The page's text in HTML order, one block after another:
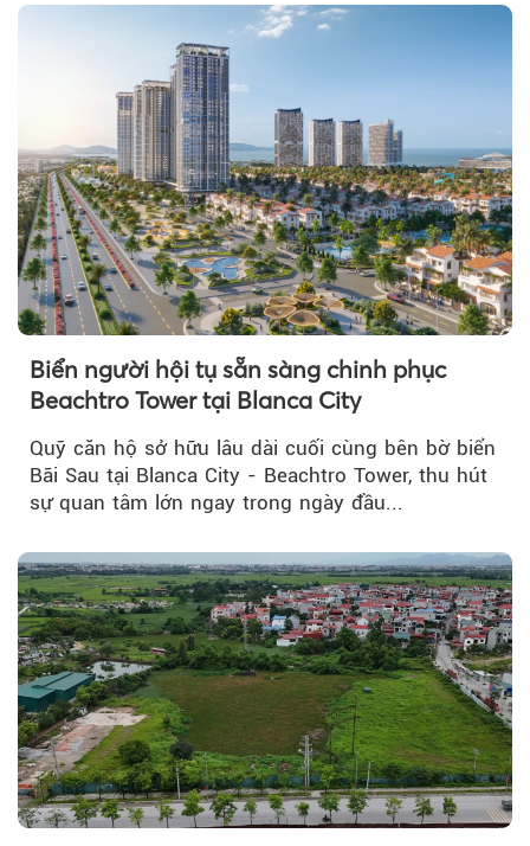
Biển người hội tụ sẵn sàng chinh phục
Beachtro Tower tại Blanca City
Quỹ căn hộ sở hữu lâu dài cuối cùng bên bờ biển
Bãi Sau tại Blanca City - Beachtro Tower, thu hút
sự quan tâm lớn ngay trong ngày đầu...